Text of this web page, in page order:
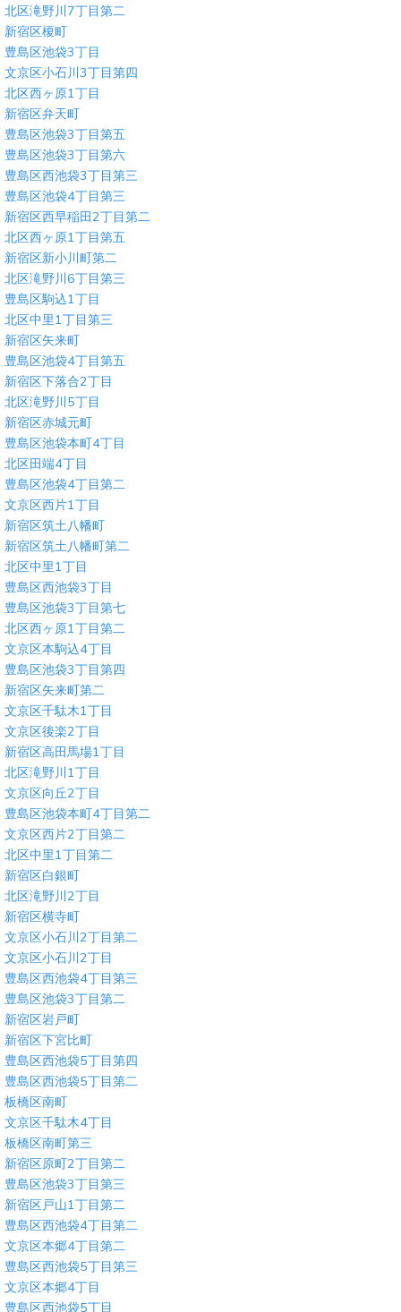
北区滝野川7丁目第二
新宿区榎町
豊島区池袋3丁目
文京区小石川3丁目第四
北区西ヶ原1丁目
新宿区弁天町
豊島区池袋3丁目第五
豊島区池袋3丁目第六
豊島区西池袋3丁目第三
豊島区池袋4丁目第三
新宿区西早稲田2丁目第二
北区西ヶ原1丁目第五
新宿区新小川町第二
北区滝野川6丁目第三
豊島区駒込1丁目
北区中里1丁目第三
新宿区矢来町
豊島区池袋4丁目第五
新宿区下落合2丁目
北区滝野川5丁目
新宿区赤城元町
豊島区池袋本町4丁目
北区田端4丁目
豊島区池袋4丁目第二
文京区西片1丁目
新宿区筑土八幡町
新宿区筑土八幡町第二
北区中里1丁目
豊島区西池袋3丁目
豊島区池袋3丁目第七
北区西ヶ原1丁目第二
文京区本駒込4丁目
豊島区池袋3丁目第四
新宿区矢来町第二
文京区千駄木1丁目
文京区後楽2丁目
新宿区高田馬場1丁目
北区滝野川1丁目
文京区向丘2丁目
豊島区池袋本町4丁目第二
文京区西片2丁目第二
北区中里1丁目第二
新宿区白銀町
北区滝野川2丁目
新宿区横寺町
文京区小石川2丁目第二
文京区小石川2丁目
豊島区西池袋4丁目第三
豊島区池袋3丁目第二
新宿区岩戸町
新宿区下宮比町
豊島区西池袋5丁目第四
豊島区西池袋5丁目第二
板橋区南町
文京区千駄木4丁目
板橋区南町第三
新宿区原町2丁目第二
豊島区池袋3丁目第三
新宿区戸山1丁目第二
豊島区西池袋4丁目第二
文京区本郷4丁目第二
豊島区西池袋5丁目第三
文京区本郷4丁目
豊島区西池袋5丁目